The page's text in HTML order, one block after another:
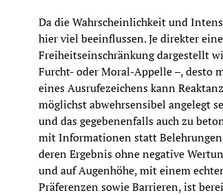
Da die Wahrscheinlichkeit und
hier viel beeinflussen. Je direkter
Freiheitseinschränkung dargestellt
Furcht- oder Moral-Appelle –, desto
eines Ausrufezeichens kann
möglichst abwehrsensibel angelegt
und das gegebenenfalls auch zu
mit Informationen statt
deren Ergebnis ohne negative
und auf Augenhöhe, mit einem
Präferenzen sowie Barrieren, ist